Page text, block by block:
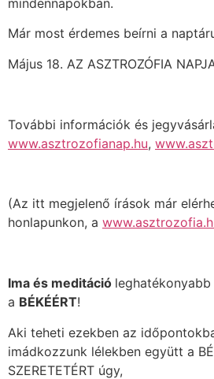
mindennapokban.
Már most érdemes beírni a
Május 18. AZ ASZTROZÓFIA
További információk és
www.asztrozofianap.hu,
(Az itt megjelenő írások már
honlapunkon, a
Ima és meditáció
a BÉKÉÉRT!
Aki teheti ezekben az
imádkozzunk lélekben együtt a
SZERETETÉRT úgy,